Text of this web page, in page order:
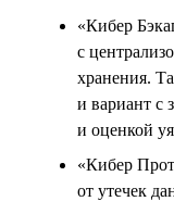
«Кибер
с
хранения.
и вариант с
и оценкой
«Кибер
от утечек